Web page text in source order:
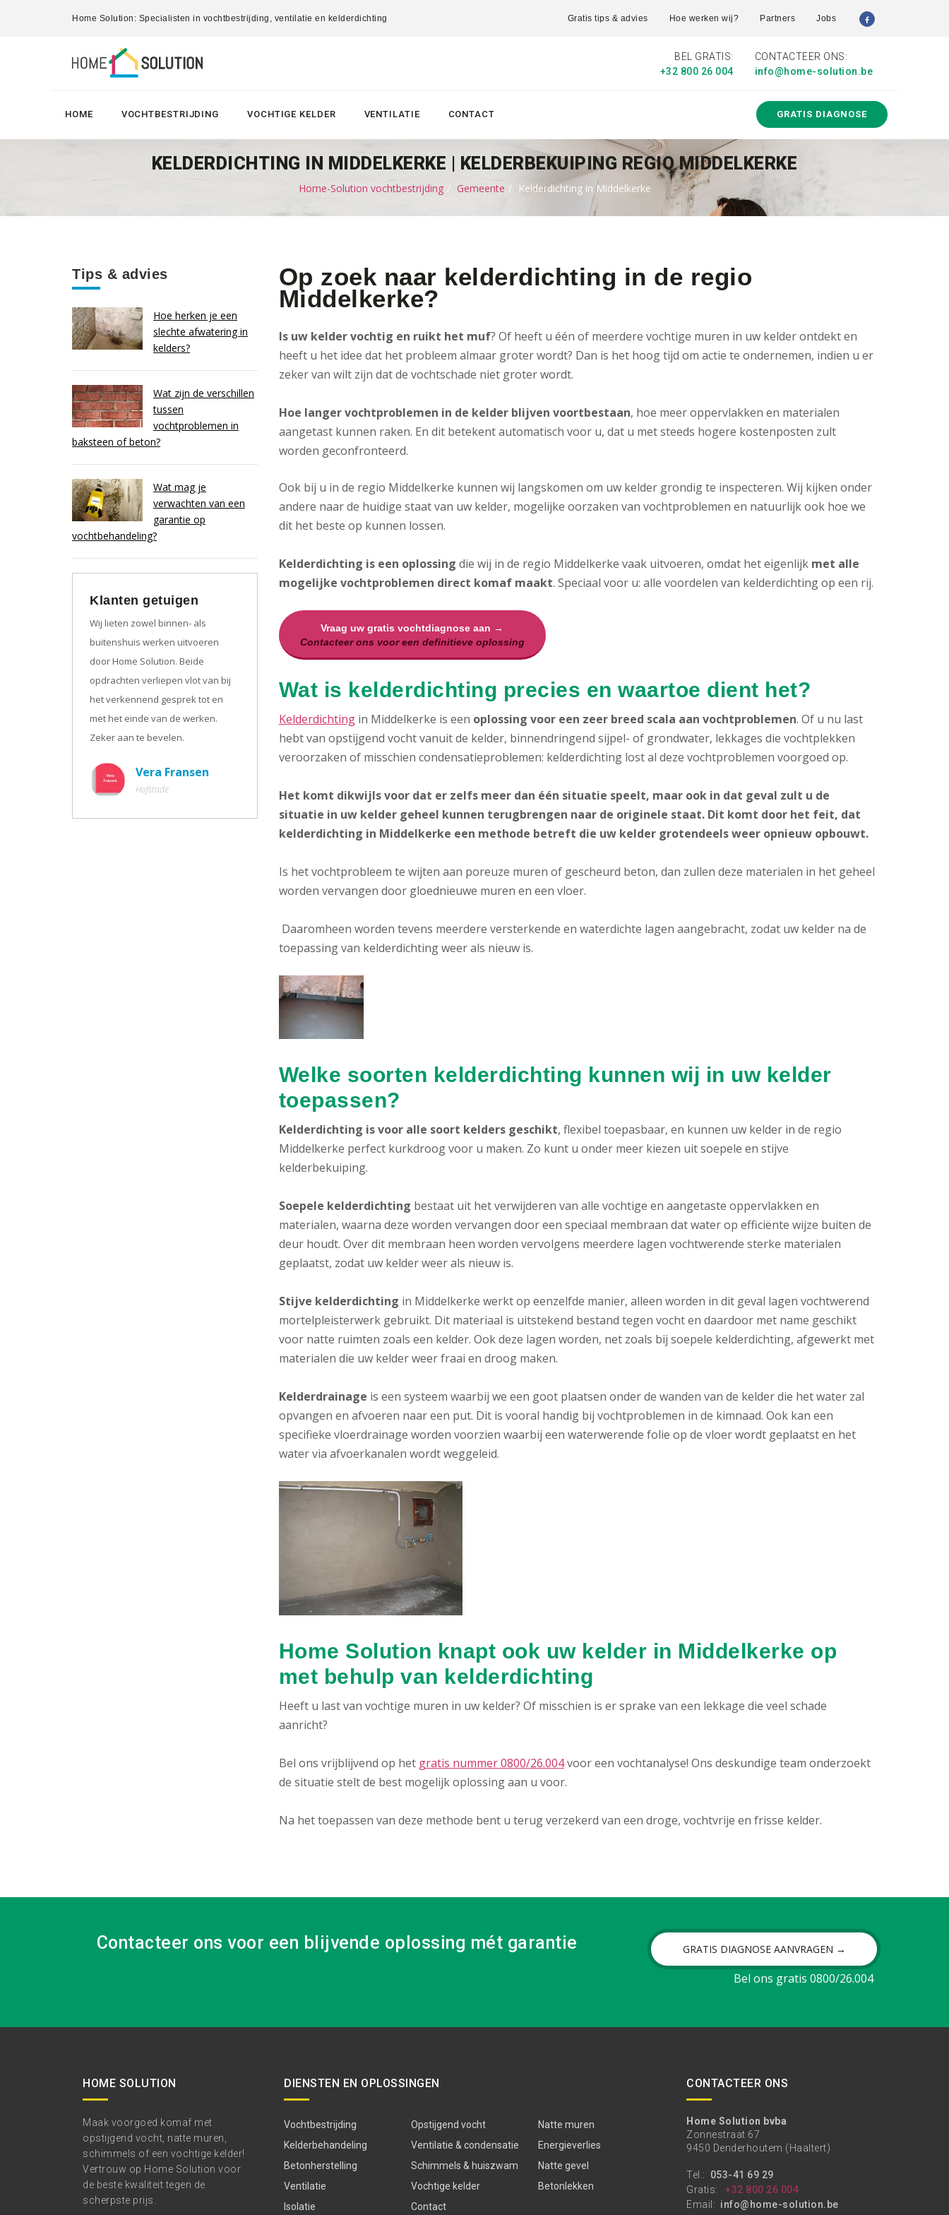
Home Solution: Specialisten in vochtbestrijding, ventilatie en kelderdichting Gratis tips & advies Hoe werken wij? Partners Jobs
BEL GRATIS:
+32 800 26 004
CONTACTEER ONS:
info@home-solution.be
HOME VOCHTBESTRIJDING VOCHTIGE KELDER VENTILATIE CONTACT GRATIS DIAGNOSE
KELDERDICHTING IN MIDDELKERKE | KELDERBEKUIPING REGIO MIDDELKERKE
Home-Solution vochtbestrijding Gemeente Kelderdichting in Middelkerke
Tips & advies
Hoe herken je een
slechte afwatering in
kelders?
Wat zijn de verschillen
tussen
vochtproblemen in
baksteen of beton?
Wat mag je
verwachten van een
garantie op
vochtbehandeling?
Klanten getuigen
Wij lieten zowel binnen- als
buitenshuis werken uitvoeren
door Home Solution. Beide
opdrachten verliepen vlot van bij
het verkennend gesprek tot en
met het einde van de werken.
Zeker aan te bevelen.
Vera Fransen
Hofstade
Op zoek naar kelderdichting in de regio
Middelkerke?
Is uw kelder vochtig en ruikt het muf? Of heeft u één of meerdere vochtige muren in uw kelder ontdekt en
heeft u het idee dat het probleem almaar groter wordt? Dan is het hoog tijd om actie te ondernemen, indien u er
zeker van wilt zijn dat de vochtschade niet groter wordt.
Hoe langer vochtproblemen in de kelder blijven voortbestaan, hoe meer oppervlakken en materialen
aangetast kunnen raken. En dit betekent automatisch voor u, dat u met steeds hogere kostenposten zult
worden geconfronteerd.
Ook bij u in de regio Middelkerke kunnen wij langskomen om uw kelder grondig te inspecteren. Wij kijken onder
andere naar de huidige staat van uw kelder, mogelijke oorzaken van vochtproblemen en natuurlijk ook hoe we
dit het beste op kunnen lossen.
Kelderdichting is een oplossing die wij in de regio Middelkerke vaak uitvoeren, omdat het eigenlijk met alle
mogelijke vochtproblemen direct komaf maakt. Speciaal voor u: alle voordelen van kelderdichting op een rij.
Vraag uw gratis vochtdiagnose aan →
Contacteer ons voor een definitieve oplossing
Wat is kelderdichting precies en waartoe dient het?
Kelderdichtingin Middelkerke is een oplossing voor een zeer breed scala aan vochtproblemen. Of u nu last
hebt van opstijgend vocht vanuit de kelder, binnendringend sijpel- of grondwater, lekkages die vochtplekken
veroorzaken of misschien condensatieproblemen: kelderdichting lost al deze vochtproblemen voorgoed op.
Het komt dikwijls voor dat er zelfs meer dan één situatie speelt, maar ook in dat geval zult u de
situatie in uw kelder geheel kunnen terugbrengen naar de originele staat. Dit komt door het feit, dat
kelderdichting in Middelkerke een methode betreft die uw kelder grotendeels weer opnieuw opbouwt.
Is het vochtprobleem te wijten aan poreuze muren of gescheurd beton, dan zullen deze materialen in het geheel
worden vervangen door gloednieuwe muren en een vloer.
Daaromheen worden tevens meerdere versterkende en waterdichte lagen aangebracht, zodat uw kelder na de
toepassing van kelderdichting weer als nieuw is.
Welke soorten kelderdichting kunnen wij in uw kelder
toepassen?
Kelderdichting is voor alle soort kelders geschikt, flexibel toepasbaar, en kunnen uw kelder in de regio
Middelkerke perfect kurkdroog voor u maken. Zo kunt u onder meer kiezen uit soepele en stijve
kelderbekuiping.
Soepele kelderdichting bestaat uit het verwijderen van alle vochtige en aangetaste oppervlakken en
materialen, waarna deze worden vervangen door een speciaal membraan dat water op efficiënte wijze buiten de
deur houdt. Over dit membraan heen worden vervolgens meerdere lagen vochtwerende sterke materialen
geplaatst, zodat uw kelder weer als nieuw is.
Stijve kelderdichting in Middelkerke werkt op eenzelfde manier, alleen worden in dit geval lagen vochtwerend
mortelpleisterwerk gebruikt. Dit materiaal is uitstekend bestand tegen vocht en daardoor met name geschikt
voor natte ruimten zoals een kelder. Ook deze lagen worden, net zoals bij soepele kelderdichting, afgewerkt met
materialen die uw kelder weer fraai en droog maken.
Kelderdrainage is een systeem waarbij we een goot plaatsen onder de wanden van de kelder die het water zal
opvangen en afvoeren naar een put. Dit is vooral handig bij vochtproblemen in de kimnaad. Ook kan een
specifieke vloerdrainage worden voorzien waarbij een waterwerende folie op de vloer wordt geplaatst en het
water via afvoerkanalen wordt weggeleid.
Home Solution knapt ook uw kelder in Middelkerke op
met behulp van kelderdichting
Heeft u last van vochtige muren in uw kelder? Of misschien is er sprake van een lekkage die veel schade
aanricht?
Bel ons vrijblijvend op het gratis nummer 0800/26.004voor een vochtanalyse! Ons deskundige team onderzoekt
de situatie stelt de best mogelijk oplossing aan u voor.
Na het toepassen van deze methode bent u terug verzekerd van een droge, vochtvrije en frisse kelder.
Contacteer ons voor een blijvende oplossing mét garantie GRATIS DIAGNOSE AANVRAGEN →
Bel ons gratis 0800/26.004
HOME SOLUTION
Maak voorgoed komaf met
opstijgend vocht, natte muren,
schimmels of een vochtige kelder!
Vertrouw op Home Solution voor
de beste kwaliteit tegen de
scherpste prijs.
DIENSTEN EN OPLOSSINGEN
Vochtbestrijding
Kelderbehandeling
Betonherstelling
Ventilatie
Isolatie
Opstijgend vocht
Ventilatie & condensatie
Schimmels & huiszwam
Vochtige kelder
Contact
Natte muren
Energieverlies
Natte gevel
Betonlekken
CONTACTEER ONS
Home Solution bvba
Zonnestraat 67
9450 Denderhoutem (Haaltert)
Tel.: 053-41 69 29
Gratis:
+32 800 26 004
Email: info@home-solution.be